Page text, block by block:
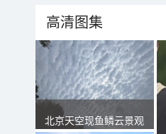
高清图集
北京天空现鱼鳞云景观